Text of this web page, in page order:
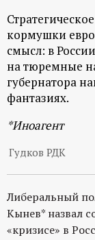
кормушки
смысл: в
на тюремные
губернатора
фантазиях.
*Иноагент
Гудков РДК
Либеральный
Кынев* назвал
«кризисе» в